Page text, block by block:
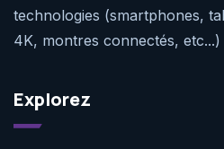
technologies (smartphones,
4K, montres connectés, etc...)
Explorez